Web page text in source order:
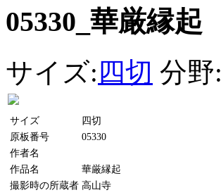
05330_華厳縁起
サイズ: 四切 分野:
サイズ
四切
原板番号
05330
作者名
作品名
華厳縁起
撮影時の所蔵者 高山寺